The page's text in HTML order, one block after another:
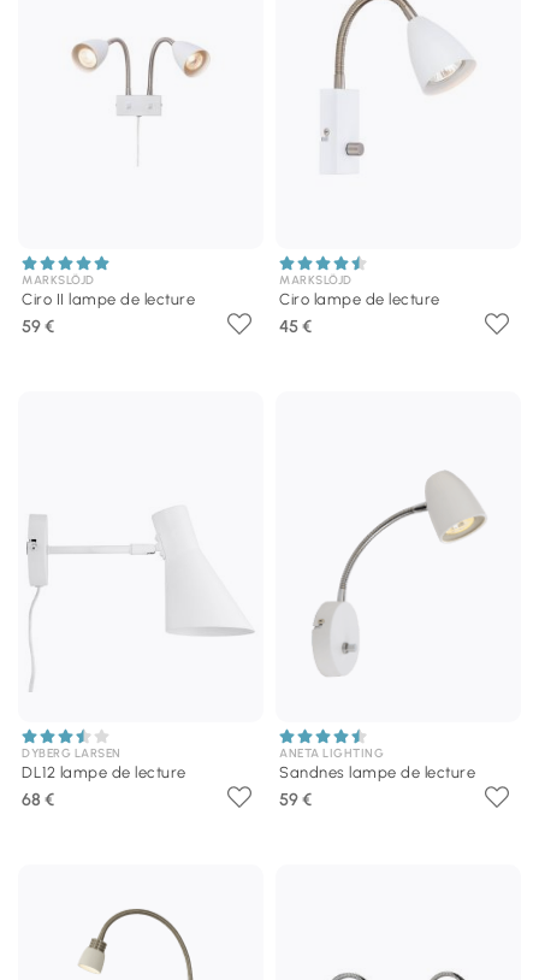
MARKSLÖJD
Ciro II lampe de lecture
59 €
MARKSLÖJD
Ciro lampe de lecture
45 €
DYBERG LARSEN
DL12 lampe de lecture
68 €
ANETA LIGHTING
Sandnes lampe de lecture
59 €